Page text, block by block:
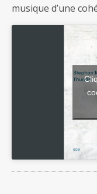
musique d’une